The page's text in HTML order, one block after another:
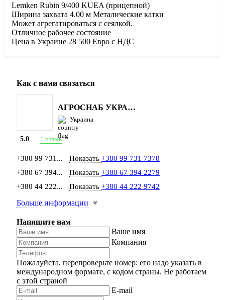
Lemken Rubin 9/400 KUEA (прицепной)
Ширина захвата 4.00 м Металические катки
Может агрегатироваться с сеялкой.
Отличное рабочее состояние
Цена в Украине 28 500 Евро с НДС
Как с нами связаться
АГРОСНАБ УКРАЇНА
Украина
5.0 1 отзыв
+380 99 731... Показать +380 99 731 7370
+380 67 394...
Показать +380 67 394 2279
+380 44 222...
Показать +380 44 222 9742
Больше информации
Напишите нам
Ваше имя
Компания
Пожалуйста, перепроверьте номер: его надо указать в
международном формате, с кодом страны. Не работаем
с этой страной
E-mail